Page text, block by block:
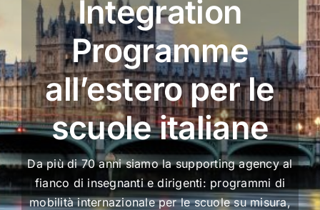
Integration
Programme
all’estero per le
scuole italiane
Da più di 70 anni siamo la supporting agency al
fianco di insegnanti e dirigenti: programmi di
mobilità internazionale per le scuole su misura,